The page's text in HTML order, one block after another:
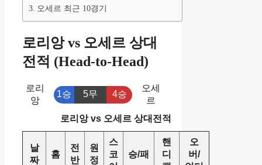
오세르 최근 10경기
로리앙 vs 오세르 상대
전적 (Head-to-Head)
로리
앙
1승 5무 4승
오세
르
로리앙 vs 오세르 상대전적
날
짜
홈
전
반
원
정
스
코
승/패
핸
디
오
버/